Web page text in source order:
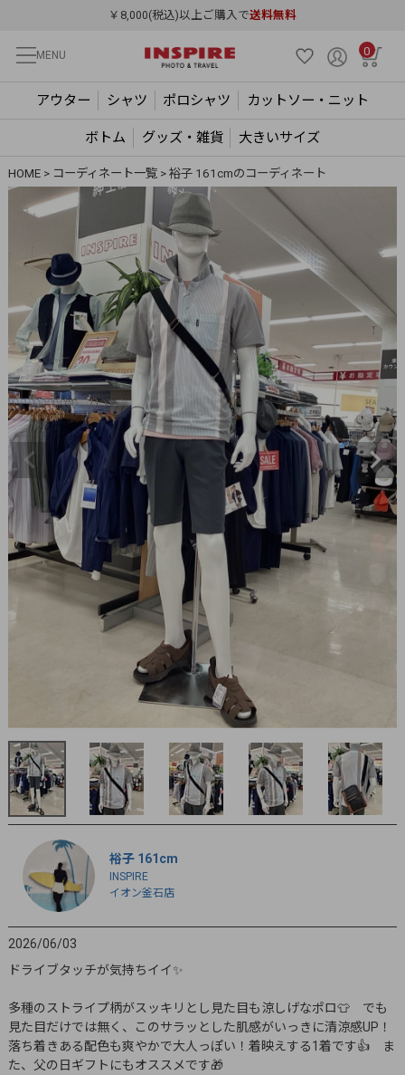
￥8,000(税込)以上ご購入で送料無料
MENU 0
アウター シャツ ポロシャツ カットソー・ニット
ボトム グッズ・雑貨 大きいサイズ
HOME コーディネート一覧 裕子 161cmのコーディネート
裕子 161cm
INSPIRE
イオン釜石店
2026/06/03
ドライブタッチが気持ちイイ✨
多種のストライプ柄がスッキリとし見た目も涼しげなポロ👕　でも
見た目だけでは無く、このサラッとした肌感がいっきに清涼感UP！
落ち着きある配色も爽やかで大人っぽい！着映えする1着です👍　ま
た、父の日ギフトにもオススメです🎁